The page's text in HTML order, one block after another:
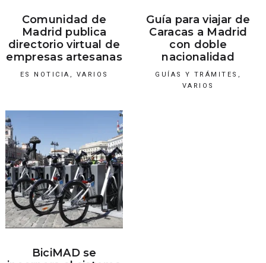
Comunidad de
Madrid publica
directorio virtual de
empresas artesanas
ES NOTICIA , VARIOS
Guía para viajar de
Caracas a Madrid
con doble
nacionalidad
GUÍAS Y TRÁMITES ,
VARIOS
BiciMAD se